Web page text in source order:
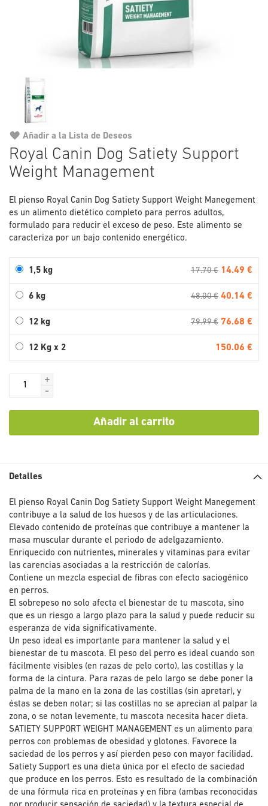
Royal Canin Dog Satiety Support
Weight Management
El pienso Royal Canin Dog Satiety Support Weight Manegement
es un alimento dietético completo para perros adultos,
formulado para reducir el exceso de peso. Este alimento se
caracteriza por un bajo contenido energético.
1,5 kg 17.70 € 14.49 €
6 kg 48.00 € 40.14 €
12 kg 79.99 € 76.68 €
12 Kg x 2 150.06 €
+
-
Añadir al carrito
Añadir a la Lista de Deseos
al
comienzo
la
galería
imágenes
Detalles
El pienso Royal Canin Dog Satiety Support Weight Manegement
contribuye a la salud de los huesos y de las articulaciones.
Elevado contenido de proteínas que contribuye a mantener la
masa muscular durante el periodo de adelgazamiento.
Enriquecido con nutrientes, minerales y vitaminas para evitar
las carencias asociadas a la restricción de calorías.
Contiene un mezcla especial de fibras con efecto saciogénico
en perros.
El sobrepeso no solo afecta el bienestar de tu mascota, sino
que es un riesgo a largo plazo para la salud y puede reducir su
esperanza de vida significativamente.
Un peso ideal es importante para mantener la salud y el
bienestar de tu mascota. El peso del perro es ideal cuando son
fácilmente visibles (en razas de pelo corto), las costillas y la
forma de la cintura. Para razas de pelo largo se debe poner la
palma de la mano en la zona de las costillas (sin apretar), y
éstas se deben notar; si las costillas no se aprecian al palpar la
zona, o se notan levemente, tu mascota necesita hacer dieta.
SATIETY SUPPORT WEIGHT MANAGEMENT es un alimento para
perros con problemas de obesidad y glotones. Favorece la
saciedad de los perros y así pierden peso con mayor facilidad.
Satiety Support es una dieta única por el efecto de saciedad
que produce en los perros. Esto es resultado de la combinación
de una fórmula rica en proteínas y en fibra (ambas reconocidas